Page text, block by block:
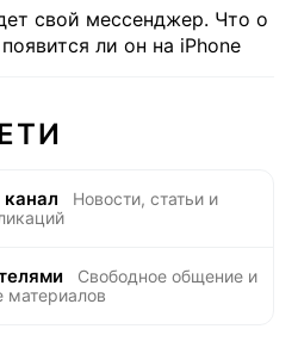
свой мессенджер. Что о
ли он на iPhone
Новости, статьи и
Свободное общение и
материалов